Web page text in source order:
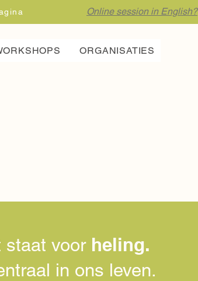
Online session in English?
ORGANISATIES
staat voor heling.
in ons leven.